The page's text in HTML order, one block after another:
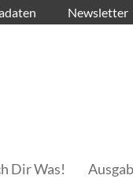
Newsletter
Dir Was!